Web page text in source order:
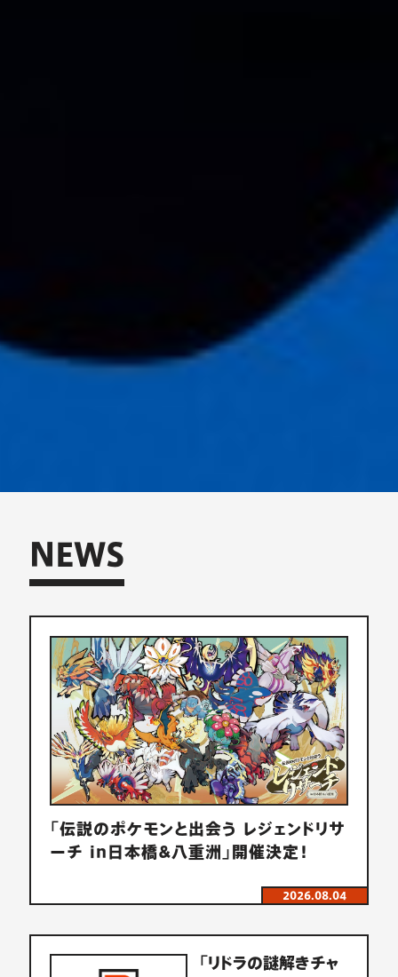
N EWS
「 伝説のポケモンと出会う レジェン ドリサ
ーチ in 日 本橋&八重洲 」 開 催決定 ！
2026.08.04
「 リ ドラの謎解きチャ